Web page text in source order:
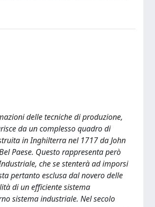
delle tecniche di produzione,
da un complesso quadro di
in Inghilterra nel 1717 da John
Paese. Questo rappresenta però
che se stenterà ad imporsi
pertanto esclusa dal novero delle
di un efficiente sistema
sistema industriale. Nel secolo